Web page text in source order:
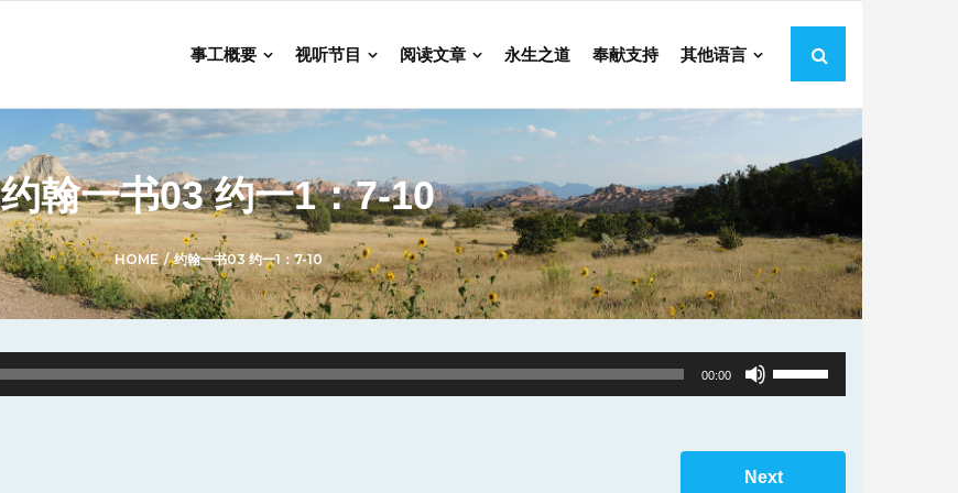
事工概要 视听节目 阅读文章 永生之道 奉献支持 其他语言
约翰一书03 约一1：7-10
HOME/约翰一书03 约一1：7-10
00:00
Use
Up/Down
to
Next